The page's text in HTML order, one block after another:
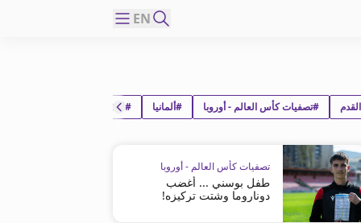
EN
#تصفيات كأس العالم - أوروبا #ألمانيا #لوكسمبورغ
تصفيات كأس العالم - أوروبا
طفل بوسني ... أغضب
دوناروما وشتت تركيزه!